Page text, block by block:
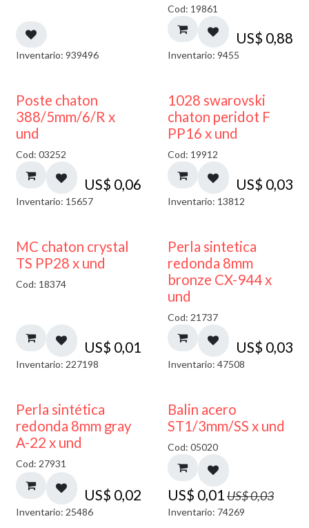
Inventario: 939496
Cod: 19861
US$ 0,88
Inventario: 9455
Poste chaton
388/5mm/6/R x
und
Cod: 03252
US$ 0,06
Inventario: 15657
1028 swarovski
chaton peridot F
PP16 x und
Cod: 19912
US$ 0,03
Inventario: 13812
MC chaton crystal
TS PP28 x und
Cod: 18374
US$ 0,01
Inventario: 227198
Perla sintetica
redonda 8mm
bronze CX-944 x
und
Cod: 21737
US$ 0,03
Inventario: 47508
Perla sintética
redonda 8mm gray
A-22 x und
Cod: 27931
US$ 0,02
Inventario: 25486
50% DESCUENTO
Balin acero
ST1/3mm/SS x und
Cod: 05020
US$ 0,01 US$0,03
Inventario: 74269